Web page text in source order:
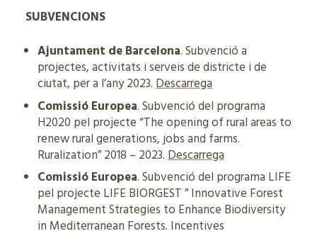
SUBVENCIONS
Ajuntament de Barcelona. Subvenció a
projectes, activitats i serveis de districte i de
ciutat, per a l’any 2023.Descarrega
Comissió Europea. Subvenció del programa
H2020 pel projecte “The opening of rural areas to
renew rural generations, jobs and farms.
Ruralization” 2018 – 2023.Descarrega
Comissió Europea. Subvenció del programa LIFE
pel projecte LIFE BIORGEST ” Innovative Forest
Management Strategies to Enhance Biodiversity
in Mediterranean Forests. Incentives